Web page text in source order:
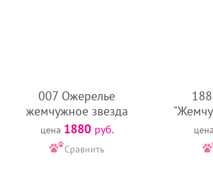
007 Ожерелье
жемчужное звезда
цена 1880 руб.
Сравнить
цена